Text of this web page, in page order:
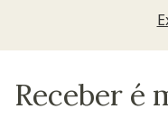
Receber é